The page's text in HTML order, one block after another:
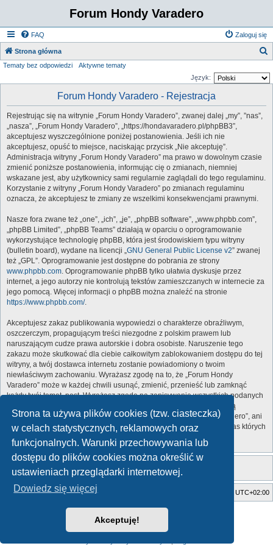
Strona ta używa plików cookies (tzw. ciasteczka)
w celach statystycznych, reklamowych oraz
funkcjonalnych. Warunki przechowywania lub
dostępu do plików cookies można określić w
ustawieniach przeglądarki internetowej.
Dowiedz się więcej
Akceptuję!
Forum Hondy Varadero
FAQ Zaloguj się
Strona główna
Tematy bez odpowiedzi
Aktywne tematy
Język:
Forum Hondy Varadero - Rejestracja
Rejestrując się na witrynie „Forum Hondy Varadero”, zwanej dalej „my”, ”nas”,
„nasza”, „Forum Hondy Varadero”, „https://hondavaradero.pl/phpBB3”,
akceptujesz wyszczególnione poniżej postanowienia. Jeśli ich nie
akceptujesz, opuść to miejsce, naciskając przycisk „Nie akceptuję”.
Administracja witryny „Forum Hondy Varadero” ma prawo w dowolnym czasie
zmienić poniższe postanowienia, informując cię o zmianach, niemniej
wskazane jest, aby użytkownicy sami regularnie zaglądali do tego regulaminu.
Korzystanie z witryny „Forum Hondy Varadero” po zmianach regulaminu
oznacza, że akceptujesz te zmiany ze wszelkimi konsekwencjami prawnymi.
Nasze fora zwane też „one”, „ich”, „je”, „phpBB software”, „www.phpbb.com”,
„phpBB Limited”, „phpBB Teams” działają w oparciu o oprogramowanie
wykorzystujące technologię phpBB, która jest środowiskiem typu witryny
(bulletin board), wydane na licencji „GNU General Public License v2” zwanej
też „GPL”. Oprogramowanie jest dostępne do pobrania ze strony
www.phpbb.com. Oprogramowanie phpBB tylko ułatwia dyskusje przez
internet, a jego autorzy nie kontrolują tekstów zamieszczanych w internecie za
jego pomocą. Więcej informacji o phpBB można znaleźć na stronie
https://www.phpbb.com/.
Akceptujesz zakaz publikowania wypowiedzi o charakterze obraźliwym,
oszczerczym, propagującym treści niezgodne z polskim prawem lub
naruszającym cudze prawa autorskie i dobra osobiste. Naruszenie tego
zakazu może skutkować dla ciebie całkowitym zablokowaniem dostępu do tej
witryny, a twój dostawca internetu zostanie powiadomiony o twoim
niewłaściwym zachowaniu. Wyrażasz zgodę na to, że „Forum Hondy
Varadero” może w każdej chwili usunąć, zmienić, przenieść lub zamknąć
każdy twój temat, post. Wyrażasz zgodę na zapisywanie wszystkich podanych
przez ciebie informacji w naszej bazie danych. Informacje te nie będą
przekazywane nikomu bez twojej zgody, ale ani „Forum Hondy Varadero”, ani
phpBB nie ponosi odpowiedzialności za włamania do witryny, podczas których
może dojść do kradzieży danych.
Strona główna UTC+02:00
Zuma Portal
Technologię dostarczaphpBB® Forum Software © phpBB Limited
Polski pakiet językowy dostarcza